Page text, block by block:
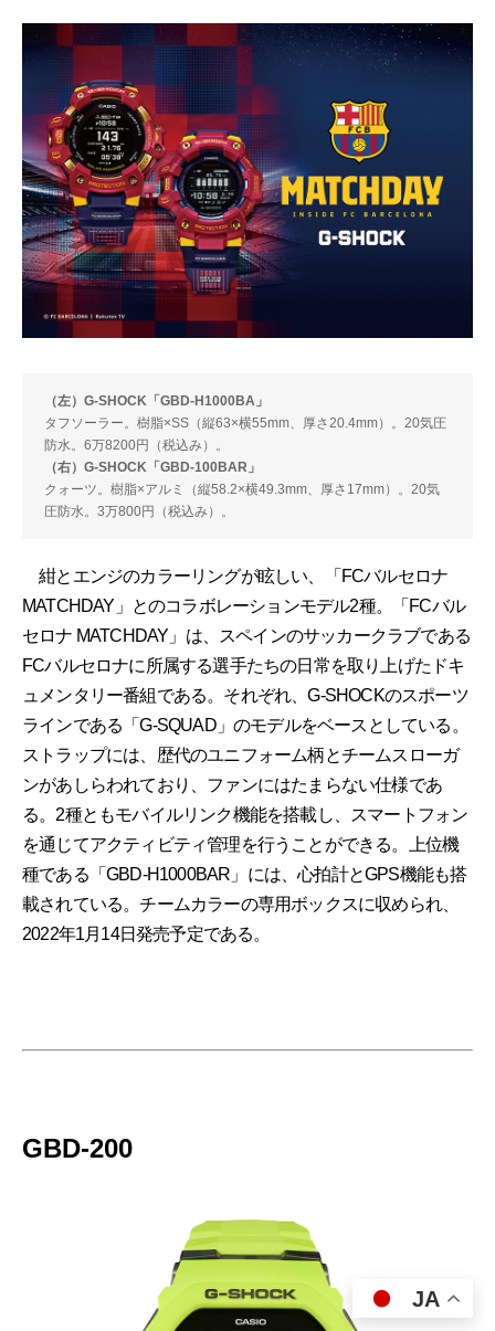
（左）G-SHOCK「GBD-H1000BA」
タフソーラー。樹脂×SS（縦63×横55mm、厚さ20.4mm）。20気圧
防水。6万8200円（税込み）。
（右）G-SHOCK「GBD-100BAR」
クォーツ。樹脂×アルミ（縦58.2×横49.3mm、厚さ17mm）。20気
圧防水。3万800円（税込み）。
紺とエンジのカラーリングが眩しい、「FCバルセロナ
MATCHDAY」とのコラボレーションモデル2種。「FCバル
セロナ MATCHDAY」は、スペインのサッカークラブである
FCバルセロナに所属する選手たちの日常を取り上げたドキ
ュメンタリー番組である。それぞれ、G-SHOCKのスポーツ
ラインである「G-SQUAD」のモデルをベースとしている。
ストラップには、歴代のユニフォーム柄とチームスローガ
ンがあしらわれており、ファンにはたまらない仕様であ
る。2種ともモバイルリンク機能を搭載し、スマートフォン
を通じてアクティビティ管理を行うことができる。上位機
種である「GBD-H1000BAR」には、心拍計とGPS機能も搭
載されている。チームカラーの専用ボックスに収められ、
2022年1月14日発売予定である。
GBD-200
JA